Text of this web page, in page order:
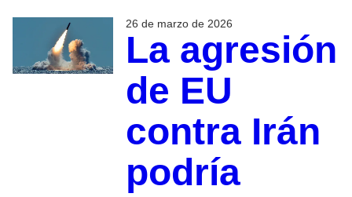
26 de marzo de 2026
La agresión
de EU
contra Irán
podría